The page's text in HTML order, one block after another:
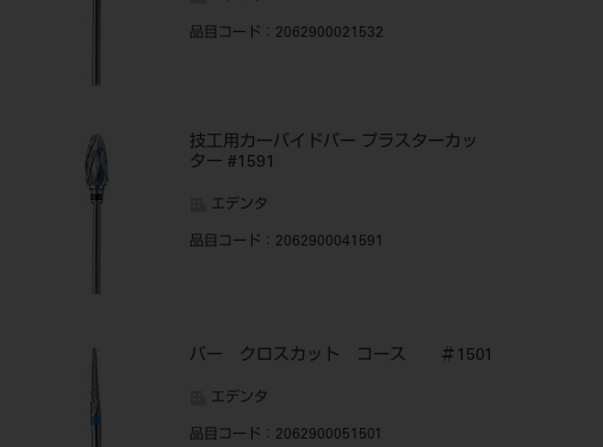
品目コード ：2062900021532
技工用カーバイドバー プラスターカッ
ター #1591
エデンタ
品目コード ：2062900041591
バー クロスカット コース ＃1501
エデンタ
品目コード ：2062900051501